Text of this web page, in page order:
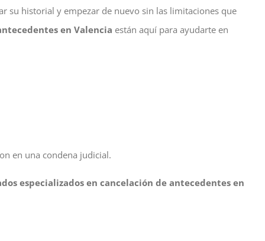
su historial y empezar de nuevo sin las limitaciones que
en Valencia están aquí para ayudarte en
en una condena judicial.
especializados en cancelación de antecedentes en